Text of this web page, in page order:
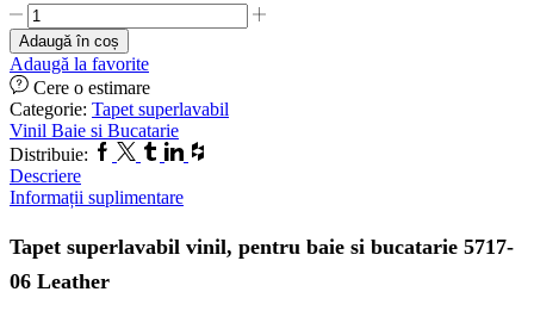
Cantitate
Tapet
superlavabil
vinil,
pentru
baie
si
bucatarie
5717-
06
Adaugă în coș
Adaugă la favorite
Cere o estimare
Categorie: Tapet superlavabil
Vinil Baie si Bucatarie
Distribuie: Facebook
TwitterTumblr
Linkedin
Houzz
Descriere
Informații suplimentare
Tapet superlavabil vinil, pentru baie si bucatarie 5717-
06 Leather